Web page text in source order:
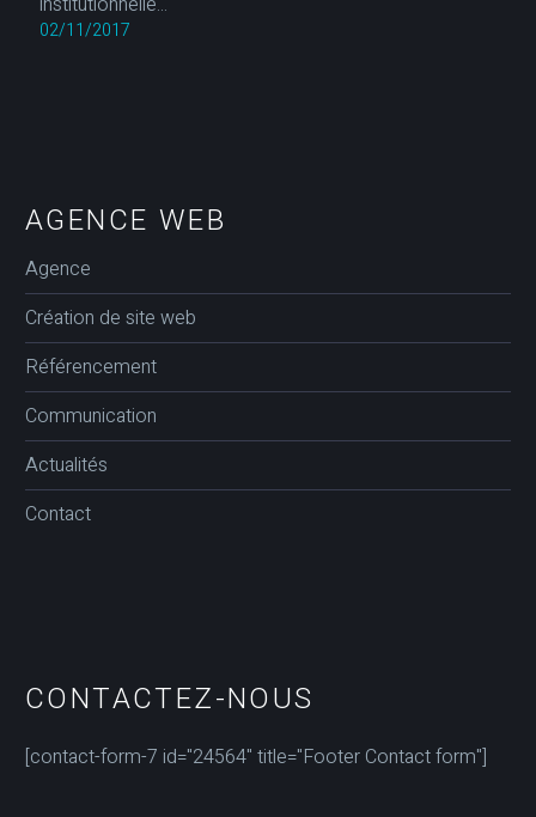
02/11/2017
AGENCE WEB
Agence
Création de site web
Référencement
Communication
Actualités
Contact
CONTACTEZ-NOUS
[contact-form-7 id="24564" title="Footer Contact form"]